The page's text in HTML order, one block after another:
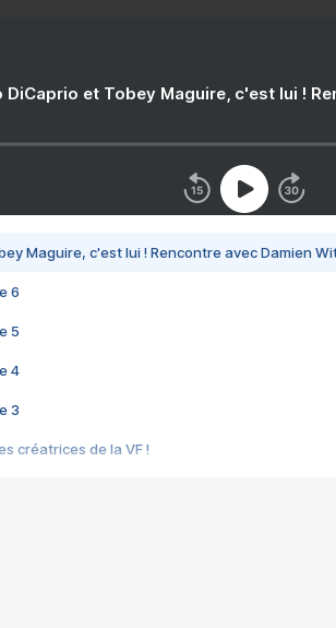
DiCaprio et Tobey Maguire, c'est lui !
Maguire, c'est lui ! Rencontre avec Damien
6
5
4
3
créatrices de la VF !